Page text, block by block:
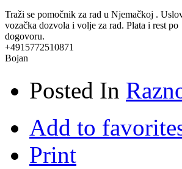
Traži se pomočnik za rad u Njemačkoj .
vozačka dozvola i volje za rad. Plata i rest po
dogovoru.
+4915772510871
Bojan
Posted In
Add to
Print